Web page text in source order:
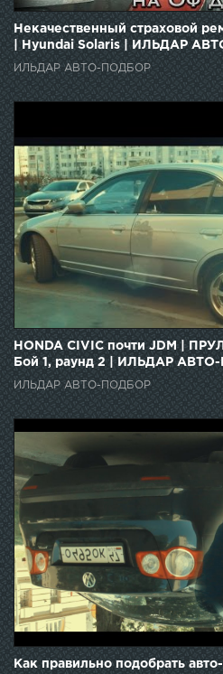
Некачественный страховой
| Hyundai Solaris | ИЛЬДАР
ИЛЬДАР АВТО-ПОДБОР
HONDA CIVIC почти JDM |
Бой 1, раунд 2 | ИЛЬДАР
ИЛЬДАР АВТО-ПОДБОР
Как правильно подобрать